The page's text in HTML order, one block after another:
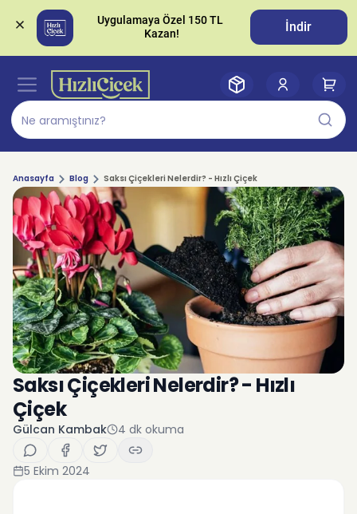
Uygulamaya Özel 150 TL
İndir
Anasayfa Blog Saksı Çiçekleri Nelerdir? - Hızlı Çiçek
Saksı Çiçekleri Nelerdir? - Hızlı
Çiçek
Gülcan Kambak 4 dk okuma
5 Ekim 2024